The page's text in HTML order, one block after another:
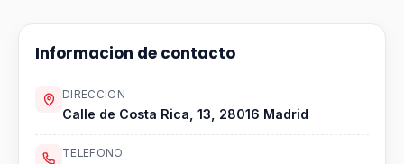
Informacion de contacto
DIRECCION
Calle de Costa Rica, 13, 28016 Madrid
TELEFONO